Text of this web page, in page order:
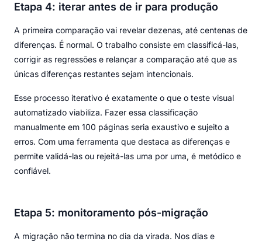
Etapa 4: iterar antes de ir para produção
A primeira comparação vai revelar dezenas, até centenas de
diferenças. É normal. O trabalho consiste em classificá-las,
corrigir as regressões e relançar a comparação até que as
únicas diferenças restantes sejam intencionais.
Esse processo iterativo é exatamente o que o teste visual
automatizado viabiliza. Fazer essa classificação
manualmente em 100 páginas seria exaustivo e sujeito a
erros. Com uma ferramenta que destaca as diferenças e
permite validá-las ou rejeitá-las uma por uma, é metódico e
confiável.
Etapa 5: monitoramento pós-migração
A migração não termina no dia da virada. Nos dias e